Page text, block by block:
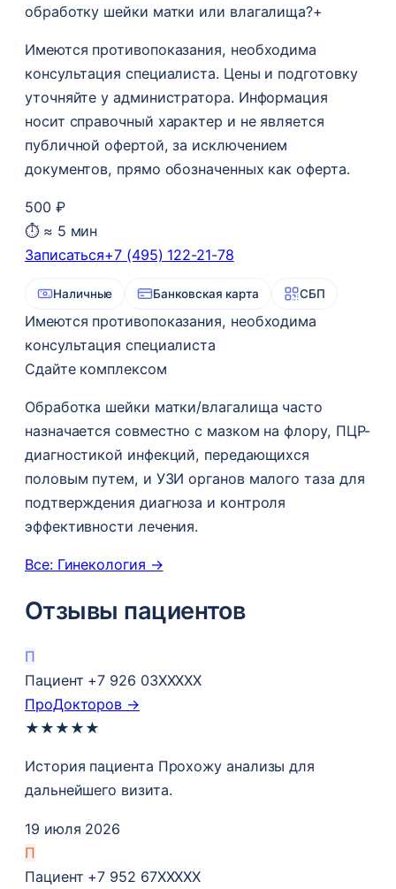
обработку шейки матки или влагалища?+
Имеются противопоказания, необходима
консультация специалиста. Цены и подготовку
уточняйте у администратора. Информация
носит справочный характер и не является
публичной офертой, за исключением
документов, прямо обозначенных как оферта.
500 ₽
⏱ ≈ 5 мин
Записаться+7 (495) 122-21-78
Наличные Банковская карта СБП
Имеются противопоказания, необходима
консультация специалиста
Сдайте комплексом
Обработка шейки матки/влагалища часто
назначается совместно с мазком на флору, ПЦР-
диагностикой инфекций, передающихся
половым путем, и УЗИ органов малого таза для
подтверждения диагноза и контроля
эффективности лечения.
Все: Гинекология →
Отзывы пациентов
П
Пациент +7 926 03XXXXX
ПроДокторов →
★ ★ ★ ★ ★
История пациента Прохожу анализы​ для
дальнейшего визита.
19 июля 2026
П
Пациент +7 952 67XXXXX